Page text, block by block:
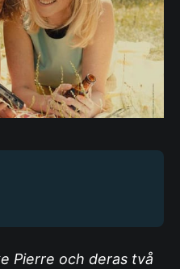
Pierre och deras två